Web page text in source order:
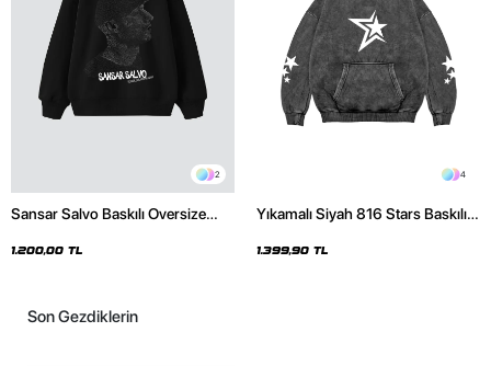
2
Sansar Salvo Baskılı Oversize
1.200,00 TL
4
Yıkamalı Siyah 816 Stars Baskılı
1.399,90 TL
Son Gezdiklerin